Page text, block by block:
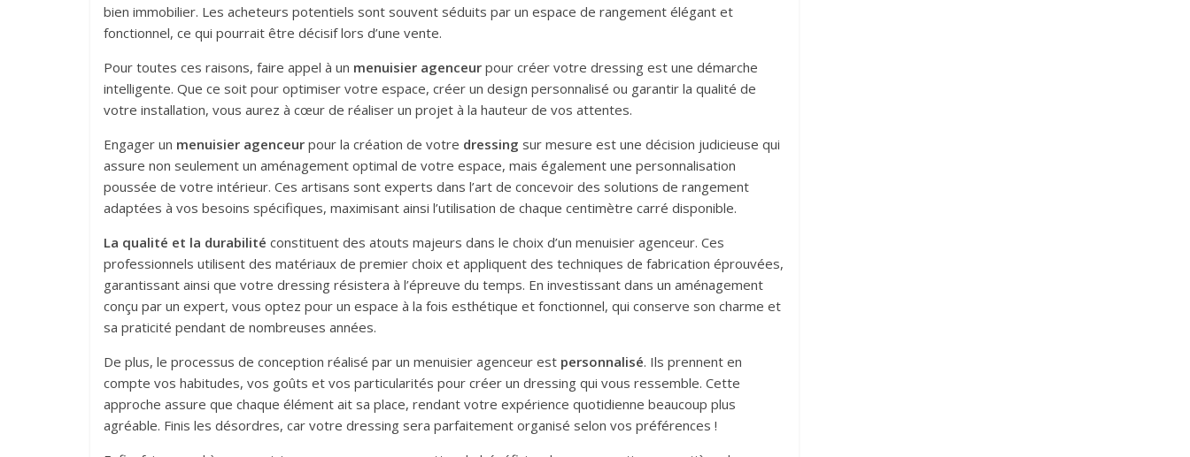
bien immobilier. Les acheteurs potentiels sont souvent séduits par un espace de rangement élégant et
fonctionnel, ce qui pourrait être décisif lors d’une vente.
Pour toutes ces raisons, faire appel à un menuisier agenceur pour créer votre dressing est une démarche
intelligente. Que ce soit pour optimiser votre espace, créer un design personnalisé ou garantir la qualité de
votre installation, vous aurez à cœur de réaliser un projet à la hauteur de vos attentes.
Engager un menuisier agenceur pour la création de votre dressing sur mesure est une décision judicieuse qui
assure non seulement un aménagement optimal de votre espace, mais également une personnalisation
poussée de votre intérieur. Ces artisans sont experts dans l’art de concevoir des solutions de rangement
adaptées à vos besoins spécifiques, maximisant ainsi l’utilisation de chaque centimètre carré disponible.
La qualité et la durabilité constituent des atouts majeurs dans le choix d’un menuisier agenceur. Ces
professionnels utilisent des matériaux de premier choix et appliquent des techniques de fabrication éprouvées,
garantissant ainsi que votre dressing résistera à l’épreuve du temps. En investissant dans un aménagement
conçu par un expert, vous optez pour un espace à la fois esthétique et fonctionnel, qui conserve son charme et
sa praticité pendant de nombreuses années.
De plus, le processus de conception réalisé par un menuisier agenceur est personnalisé. Ils prennent en
compte vos habitudes, vos goûts et vos particularités pour créer un dressing qui vous ressemble. Cette
approche assure que chaque élément ait sa place, rendant votre expérience quotidienne beaucoup plus
agréable. Finis les désordres, car votre dressing sera parfaitement organisé selon vos préférences !